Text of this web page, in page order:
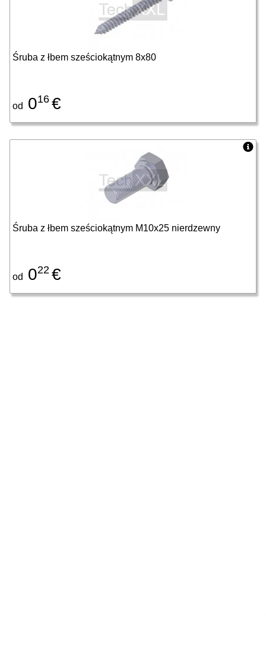
Śruba z łbem sześciokątnym 8x80
od 016 €
Śruba z łbem sześciokątnym M10x25 nierdzewny
od 022 €